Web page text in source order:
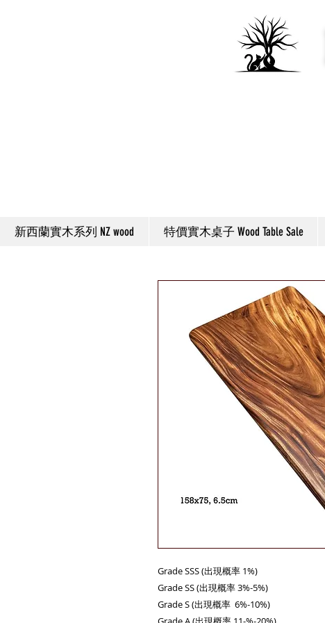
新西蘭實木系列 NZ wood 特價實木桌子 Wood Table Sale
Grade SSS (出現概率 1%)
Grade SS (出現概率 3%-5%)
Grade S (出現概率 6%-10%)